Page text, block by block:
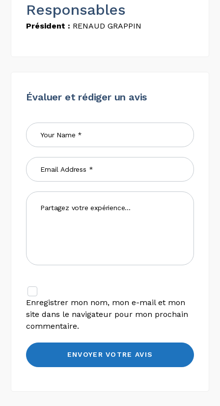
Responsables
Président : RENAUD GRAPPIN
Évaluer et rédiger un avis
Enregistrer mon nom, mon e-mail et mon
site dans le navigateur pour mon prochain
commentaire.